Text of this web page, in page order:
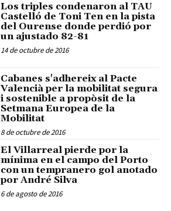
Los triples condenaron al TAU
Castelló de Toni Ten en la pista
del Ourense donde perdió por
un ajustado 82-81
14 de octubre de 2016
Cabanes s'adhereix al Pacte
Valencià per la mobilitat segura
i sostenible a propòsit de la
Setmana Europea de la
Mobilitat
8 de octubre de 2016
El Villarreal pierde por la
mínima en el campo del Porto
con un tempranero gol anotado
por André Silva
6 de agosto de 2016